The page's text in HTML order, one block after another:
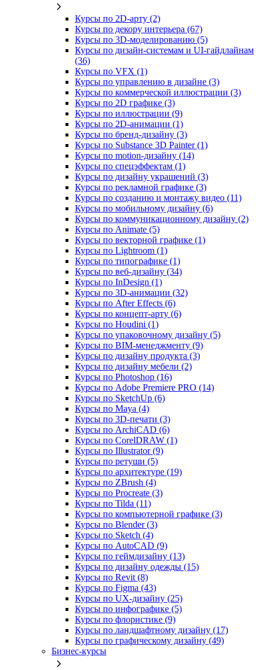
Курсы по 2D‑арту (2)
Курсы по декору интерьера (67)
Курсы по 3D‑моделированию (5)
Курсы по дизайн-системам и UI-гайдлайнам
(36)
Курсы по VFX (1)
Курсы по управлению в дизайне (3)
Курсы по коммерческой иллюстрации (3)
Курсы по 2D графике (3)
Курсы по иллюстрации (9)
Курсы по 2D‑анимации (1)
Курсы по бренд‑дизайну (3)
Курсы по Substance 3D Painter (1)
Курсы по motion-дизайну (14)
Курсы по спецэффектам (1)
Курсы по дизайну украшений (3)
Курсы по рекламной графике (3)
Курсы по созданию и монтажу видео (11)
Курсы по мобильному дизайну (6)
Курсы по коммуникационному дизайну (2)
Курсы по Animate (5)
Курсы по векторной графике (1)
Курсы по Lightroom (1)
Курсы по типографике (1)
Курсы по веб‑дизайну (34)
Курсы по InDesign (1)
Курсы по 3D‑анимации (32)
Курсы по After Effects (6)
Курсы по концепт‑арту (6)
Курсы по Houdini (1)
Курсы по упаковочному дизайну (5)
Курсы по BIM‑менеджменту (9)
Курсы по дизайну продукта (3)
Курсы по дизайну мебели (2)
Курсы по Photoshop (16)
Курсы по Adobe Premiere PRO (14)
Курсы по SketchUp (6)
Курсы по Maya (4)
Курсы по 3D-печати (3)
Курсы по ArchiCAD (6)
Курсы по CorelDRAW (1)
Курсы по Illustrator (9)
Курсы по ретуши (5)
Курсы по архитектуре (19)
Курсы по ZBrush (4)
Курсы по Procreate (3)
Курсы по Tilda (11)
Курсы по компьютерной графике (3)
Курсы по Blender (3)
Курсы по Sketch (4)
Курсы по AutoCAD (9)
Курсы по геймдизайну (13)
Курсы по дизайну одежды (15)
Курсы по Revit (8)
Курсы по Figma (43)
Курсы по UX‑дизайну (25)
Курсы по инфографике (5)
Курсы по флористике (9)
Курсы по ландшафтному дизайну (17)
Курсы по графическому дизайну (49)
Бизнес-курсы